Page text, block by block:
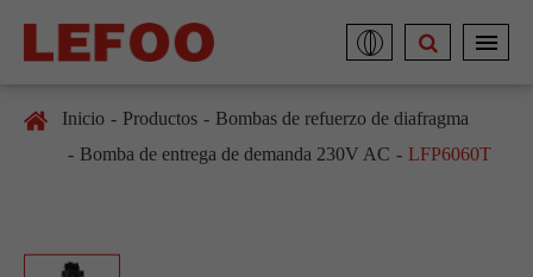
Inicio Productos
Bombas de refuerzo de diafragma
Bomba de entrega de demanda 230V AC
LFP6060T